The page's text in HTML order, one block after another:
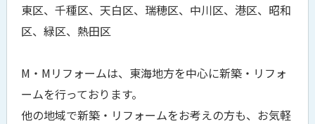
東区、千種区、天白区、瑞穂区、中川区、港区、昭和
区、緑区、熱田区
M・Mリフォームは、東海地方を中心に新築・リフォ
ームを行っております。
他の地域で新築・リフォームをお考えの方も、お気軽